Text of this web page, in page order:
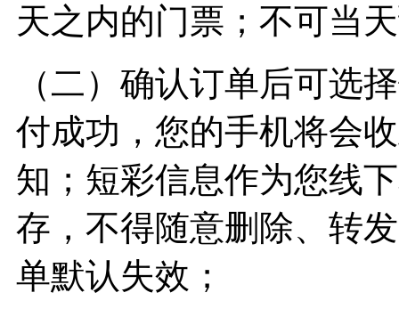
天之内的门票；不可当
（二）确认订单后可选
付成功，您的手机将会
知；短彩信息作为您线
存，不得随意删除、转
单默认失效；